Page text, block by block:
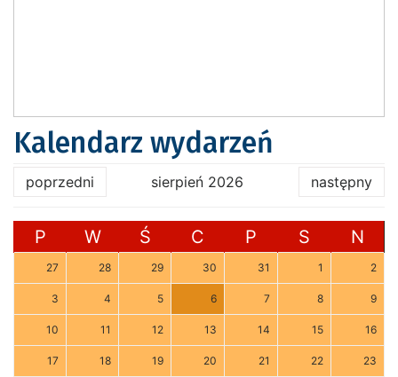
Kalendarz wydarzeń
poprzedni sierpień 2026 następny
P W Ś C P S N
27 28 29 30 31 1 2
3 4 5 6 7 8 9
10 11 12 13 14 15 16
17 18 19 20 21 22 23